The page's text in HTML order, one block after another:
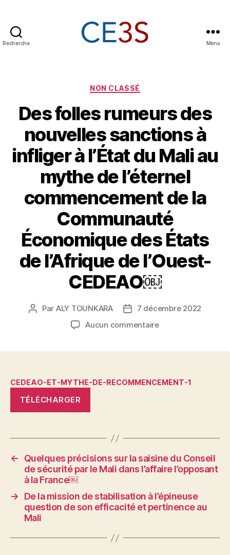
Recherche Menu
Catégories
NON CLASSÉ
Des folles rumeurs des
nouvelles sanctions à
infliger à l’État du Mali au
mythe de l’éternel
commencement de la
Communauté
Économique des États
de l’Afrique de l’Ouest-
CEDEAO￼
Auteur
Par ALY TOUNKARA
Date7 décembre 2022
Aucun commentairesur
nouvelles
l’État
Mali
au
de
l’éternel
la
CEDEAO-ET-MYTHE-DE-RECOMMENCEMENT-1
TÉLÉCHARGER
←
Quelques précisions sur la saisine du Conseil
de sécurité par le Mali dans l’affaire l’opposant
à la France￼
→
De la mission de stabilisation à l’épineuse
question de son efficacité et pertinence au
Mali